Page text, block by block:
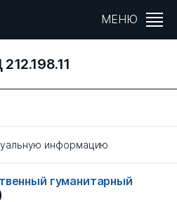
МЕНЮ
212.198.11
информацию
гуманитарный